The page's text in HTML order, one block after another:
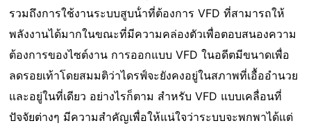
รวมถึงการใช้งานระบบสูบน้ําที่ต้องการ VFD ที่สามารถให้
พลังงานได้มากในขณะที่มีความคล่องตัวเพื่อตอบสนองความ
ต้องการของไซต์งาน การออกแบบ VFD ในอดีตมีขนาดเพื่อ
ลดรอยเท้าโดยสมมติว่าไดรฟ์จะยังคงอยู่ในสภาพที่เอื้ออํานวย
และอยู่ในที่เดียว อย่างไรก็ตาม สําหรับ VFD แบบเคลื่อนที่
ปัจจัยต่างๆ มีความสําคัญเพื่อให้แน่ใจว่าระบบจะพกพาได้แต่